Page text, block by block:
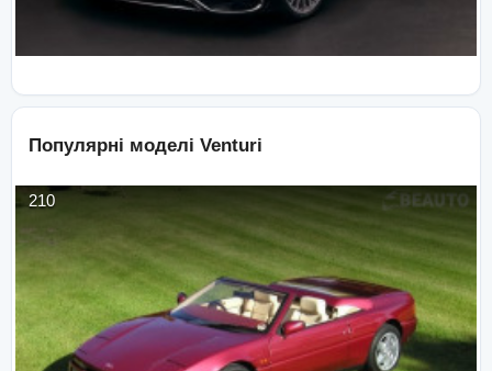
Популярні моделі Venturi
210